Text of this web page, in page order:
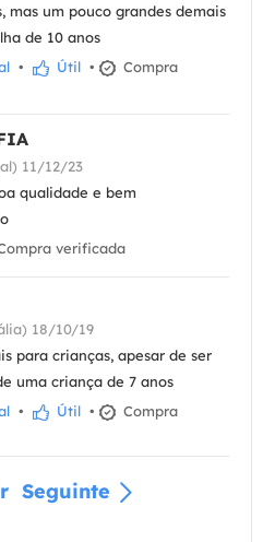
mas um pouco grandes demais
de 10 anos
• Útil •
Compra
11/12/23
qualidade e bem
verificada
18/10/19
para crianças, apesar de ser
uma criança de 7 anos
• Útil •
Compra
Seguinte